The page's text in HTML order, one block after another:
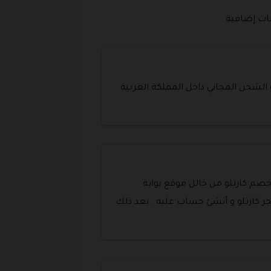
إضافية
المجاني داخل المملكة العربية
كارتلو من خالل موقع بوابة
كارتلو و أنشئ حساب عليه . بعد ذلك